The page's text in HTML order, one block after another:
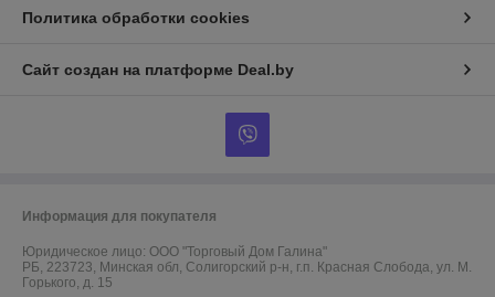
Политика обработки cookies
Сайт создан на платформе Deal.by
Информация для покупателя
Юридическое лицо: ООО "Торговый Дом Галина"
РБ, 223723, Минская обл, Солигорский р-н, г.п. Красная Слобода, ул. М.
Горького, д. 15